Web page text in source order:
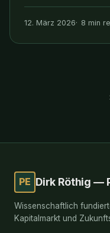
12. März 2026 8 min
PE Dirk Röthig —
Wissenschaftlich
Kapitalmarkt und